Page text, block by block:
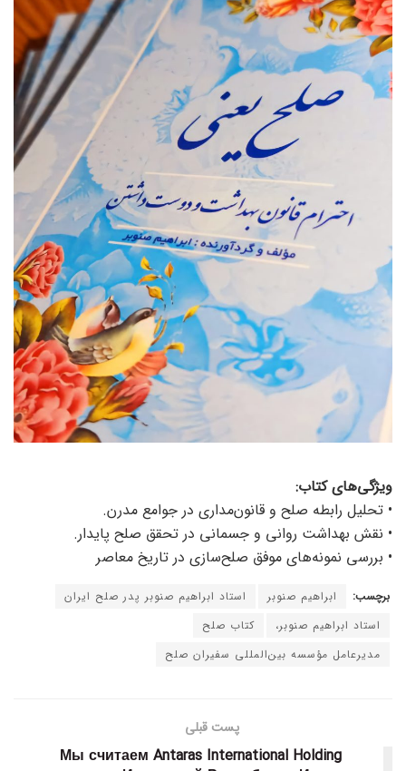
ویژگی‌های کتاب:
• تحلیل رابطه صلح و قانون‌مداری در جوامع مدرن.
• نقش بهداشت روانی و جسمانی در تحقق صلح پایدار.
• بررسی نمونه‌های موفق صلح‌سازی در تاریخ معاصر
برچسب: ابراهیم صنوبر
استاد ابراهیم صنوبر پدر صلح ایران
استاد ابراهیم صنوبر،
کتاب صلح
مدیرعامل مؤسسه بین‌المللی سفیران صلح
پست قبلی
Мы считаем Antaras International Holding